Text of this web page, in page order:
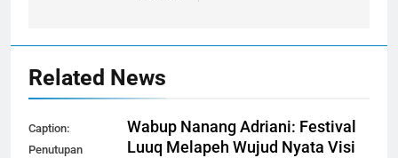
Related News
Caption:
Penutupan
Wabup Nanang Adriani: Festival
Luuq Melapeh Wujud Nyata Visi